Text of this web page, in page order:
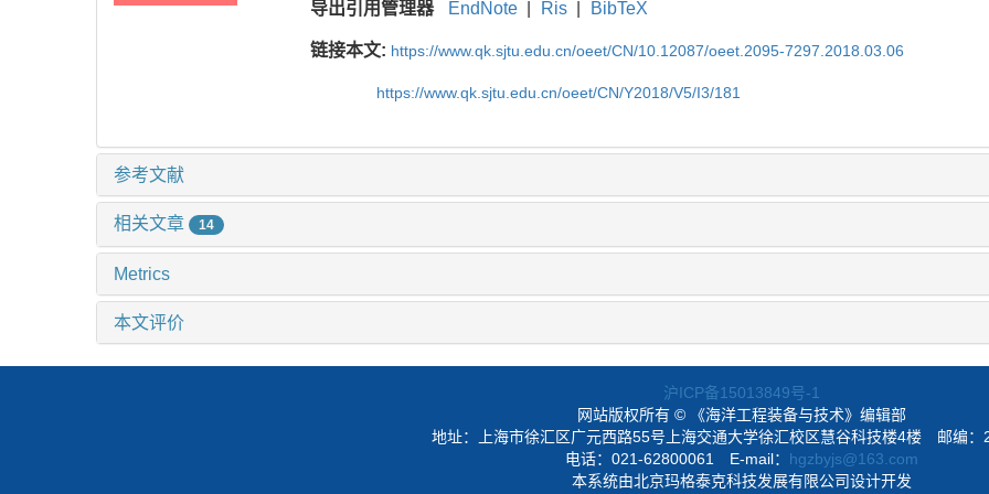
导出引用管理器 EndNote Ris BibTeX
链接本文: https://www.qk.sjtu.edu.cn/oeet/CN/10.12087/oeet.2095-7297.2018.03.06
https://www.qk.sjtu.edu.cn/oeet/CN/Y2018/V5/I3/181
参考文献
相关文章 14
Metrics
本文评价
沪ICP备15013849号-1
网站版权所有 © 《海洋工程装备与技术》编辑部
地址：上海市徐汇区广元西路55号上海交通大学徐汇校区慧谷科技楼4楼 邮编
电话：021-62800061 E-mail： hgzbyjs@163.com
本系统由北京玛格泰克科技发展有限公司设计开发